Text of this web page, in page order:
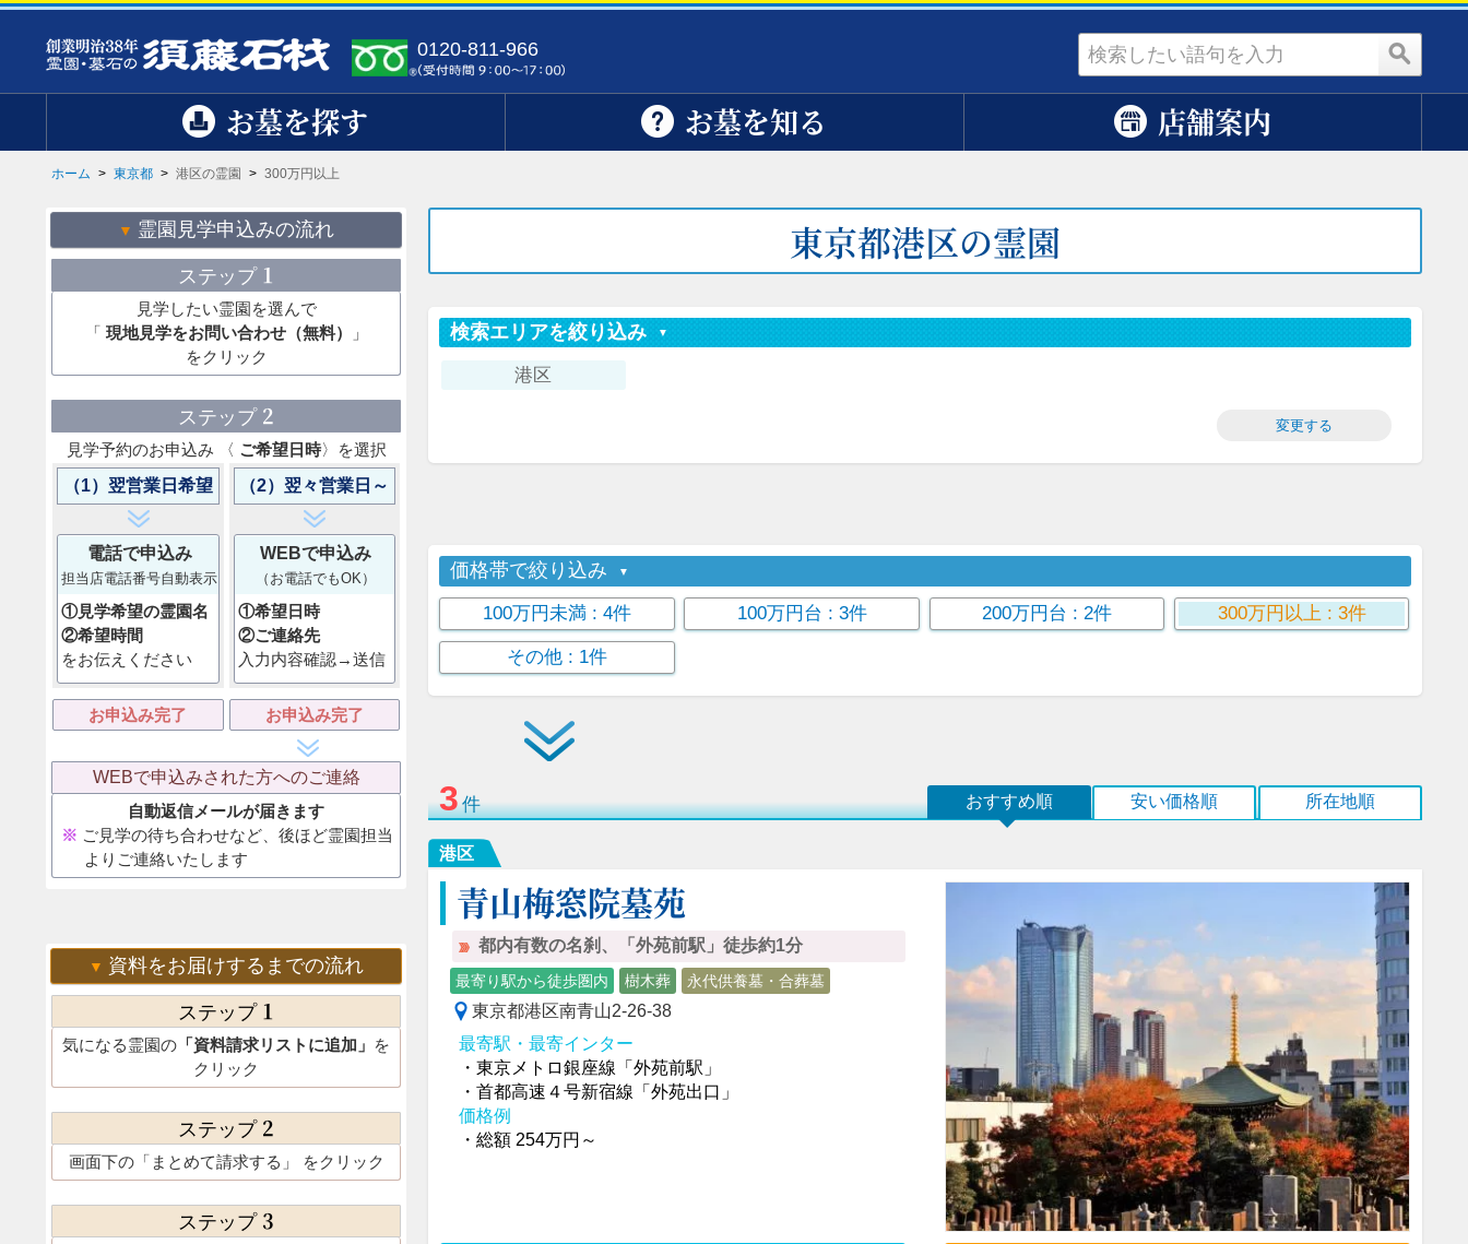
0120-811-966
お墓を探す お墓を知る 店舗案内
ホーム > 東京都 > 港区の霊園 > 300万円以上
霊園見学申込みの流れ
ステップ 1
見学したい霊園を選んで
「 現地見学をお問い合わせ（無料）
」
をクリック
ステップ 2
見学予約のお申込み 〈 ご希望日時〉を選択
（1）翌営業日希望
電話で申込み
担当店電話番号自動表示
①見学希望の霊園名
②希望時間
をお伝えください
お申込み完了
（2）翌々営業日～
WEBで申込み
（お電話でもOK）
①希望日時
②ご連絡先
入力内容確認→送信
お申込み完了
WEBで申込みされた方へのご連絡
自動返信メールが届きます
ご見学の待ち合わせなど、後ほど霊園担当
よりご連絡いたします
資料をお届けするまでの流れ
ステップ 1
気になる霊園の 「資料請求リストに追加」 を
クリック
ステップ 2
画面下の「まとめて請求する」 をクリック
ステップ 3
東京都港区の霊園
検索エリアを絞り込み
港区
変更する
価格帯で絞り込み
100万円未満 : 4件 100万円台 : 3件 200万円台 : 2件 300万円以上 : 3件
その他 : 1件
3件 所在地順
安い価格順
おすすめ順
港区
青山梅窓院墓苑
都内有数の名刹、「外苑前駅」徒歩約1分
最寄り駅から徒歩圏内 樹木葬 永代供養墓・合葬墓
東京都港区南青山2-26-38
最寄駅・最寄インター
・東京メトロ銀座線「外苑前駅」
・首都高速４号新宿線「外苑出口」
価格例
・総額 254万円～